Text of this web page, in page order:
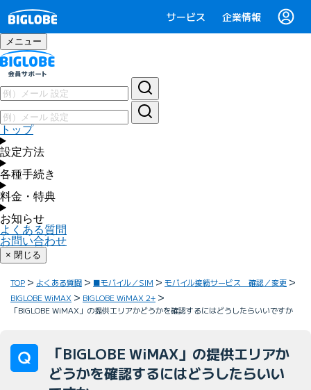
サービス 企業情報
メニュー
トップ
設定方法
各種手続き
料金・特典
お知らせ
よくある質問
お問い合わせ
× 閉じる
TOP よくある質問 ■モバイル／SIM
モバイル接続サービス 確認／変更
BIGLOBE WiMAX
BIGLOBE WiMAX 2+
「BIGLOBE WiMAX」の提供エリアかどうかを確認するにはどうしたらいいですか
「BIGLOBE WiMAX」の提供エリアか
どうかを確認するにはどうしたらいい